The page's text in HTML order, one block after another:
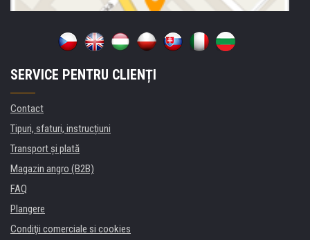
SERVICE PENTRU CLIENȚI
Contact
Tipuri, sfaturi, instrucțiuni
Transport şi plată
Magazin angro (B2B)
FAQ
Plangere
Condiţii comerciale si cookies